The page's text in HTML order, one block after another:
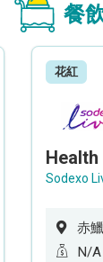
餐
花紅
Sodexo
赤
N/A